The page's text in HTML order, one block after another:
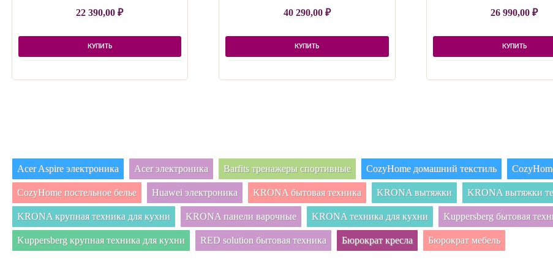
22 390,00₽
КУПИТЬ
40 290,00 ₽
КУПИТЬ
26 990,00₽
КУПИТЬ
Acer Aspire электроника Acer электроника Barfits тренажеры спортивные CozyHome домашний текстиль
CozyHome постельное белье Huawei электроника KRONA бытовая техника KRONA вытяжки KRONA вытяжки
KRONA крупная техника для кухни KRONA панели варочные KRONA техника для кухни Kuppersberg бытовая
Kuppersberg крупная техника для кухни RED solution бытовая техника Бюрократ кресла Бюрократ мебель